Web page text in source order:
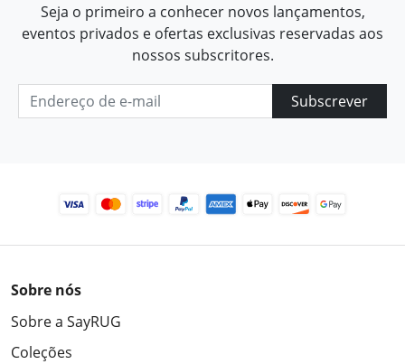
Seja o primeiro a conhecer novos lançamentos,
eventos privados e ofertas exclusivas reservadas aos
nossos subscritores.
Subscrever
Sobre nós
Sobre a SayRUG
Coleções